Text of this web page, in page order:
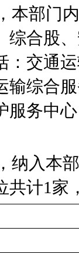
本部门
综合股
交通
输综合
服务中
纳入本
共计1 家